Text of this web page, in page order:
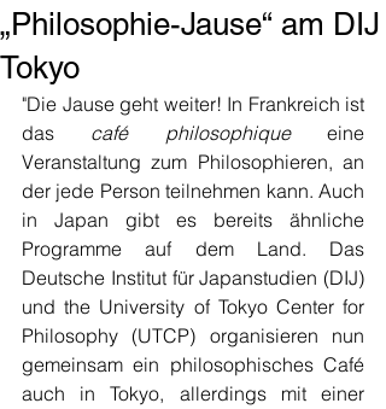
„Philosophie-Jause“ am DIJ
Tokyo
"Die Jause geht weiter! In Frankreich ist
das café philosophique eine
Veranstaltung zum Philosophieren, an
der jede Person teilnehmen kann. Auch
in Japan gibt es bereits ähnliche
Programme auf dem Land. Das
Deutsche Institut für Japanstudien (DIJ)
und the University of Tokyo Center for
Philosophy (UTCP) organisieren nun
gemeinsam ein philosophisches Café
auch in Tokyo, allerdings mit einer